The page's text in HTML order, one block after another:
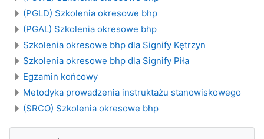
(PGLD) Szkolenia okresowe bhp
(PGAL) Szkolenia okresowe bhp
Szkolenia okresowe bhp dla Signify Kętrzyn
Szkolenia okresowe bhp dla Signify Piła
Egzamin końcowy
Metodyka prowadzenia instruktażu stanowiskowego
(SRCO) Szkolenia okresowe bhp